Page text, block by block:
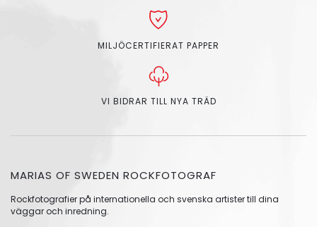
MILJÖCERTIFIERAT PAPPER
VI BIDRAR TILL NYA TRÄD
MARIAS OF SWEDEN ROCKFOTOGRAF
Rockfotografier på internationella och svenska artister till dina
väggar och inredning.